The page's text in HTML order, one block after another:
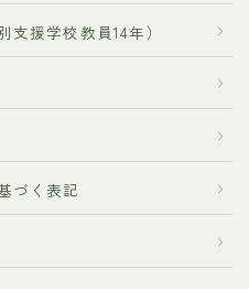
援学校教員14年）
づく表記